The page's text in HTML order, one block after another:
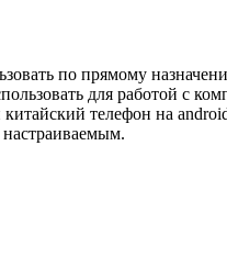
по прямому
для работой с
телефон на